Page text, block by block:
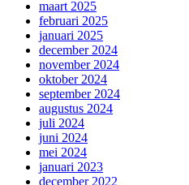
maart 2025
februari 2025
januari 2025
december 2024
november 2024
oktober 2024
september 2024
augustus 2024
juli 2024
juni 2024
mei 2024
januari 2023
december 2022